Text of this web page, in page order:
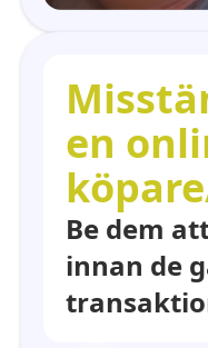
en
Be dem
innan de